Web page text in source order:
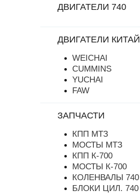
ДВИГАТЕЛИ 740
ДВИГАТЕЛИ КИТАЙ
WEICHAI
CUMMINS
YUCHAI
FAW
ЗАПЧАСТИ
КПП МТЗ
МОСТЫ МТЗ
КПП К-700
МОСТЫ К-700
КОЛЕНВАЛЫ 740
БЛОКИ ЦИЛ. 740